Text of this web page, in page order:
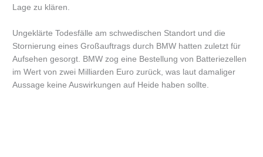
Lage zu klären.
Ungeklärte Todesfälle am schwedischen Standort und die
Stornierung eines Großauftrags durch BMW hatten zuletzt für
Aufsehen gesorgt. BMW zog eine Bestellung von Batteriezellen
im Wert von zwei Milliarden Euro zurück, was laut damaliger
Aussage keine Auswirkungen auf Heide haben sollte.